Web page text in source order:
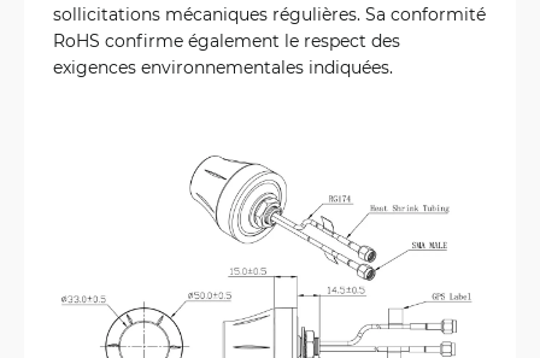
sollicitations mécaniques régulières. Sa conformité
RoHS confirme également le respect des
exigences environnementales indiquées.